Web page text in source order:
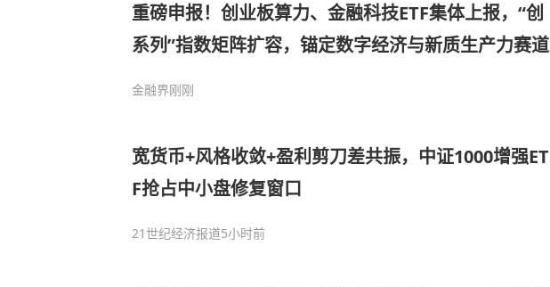
重磅申报！创业板算力、金融科技ETF集体上报，“创
系列”指数矩阵扩容，锚定数字经济与新质生产力赛道
金融界刚刚
宽货币+风格收敛+盈利剪刀差共振，中证1000增强ET
F抢占中小盘修复窗口
21世纪经济报道5小时前